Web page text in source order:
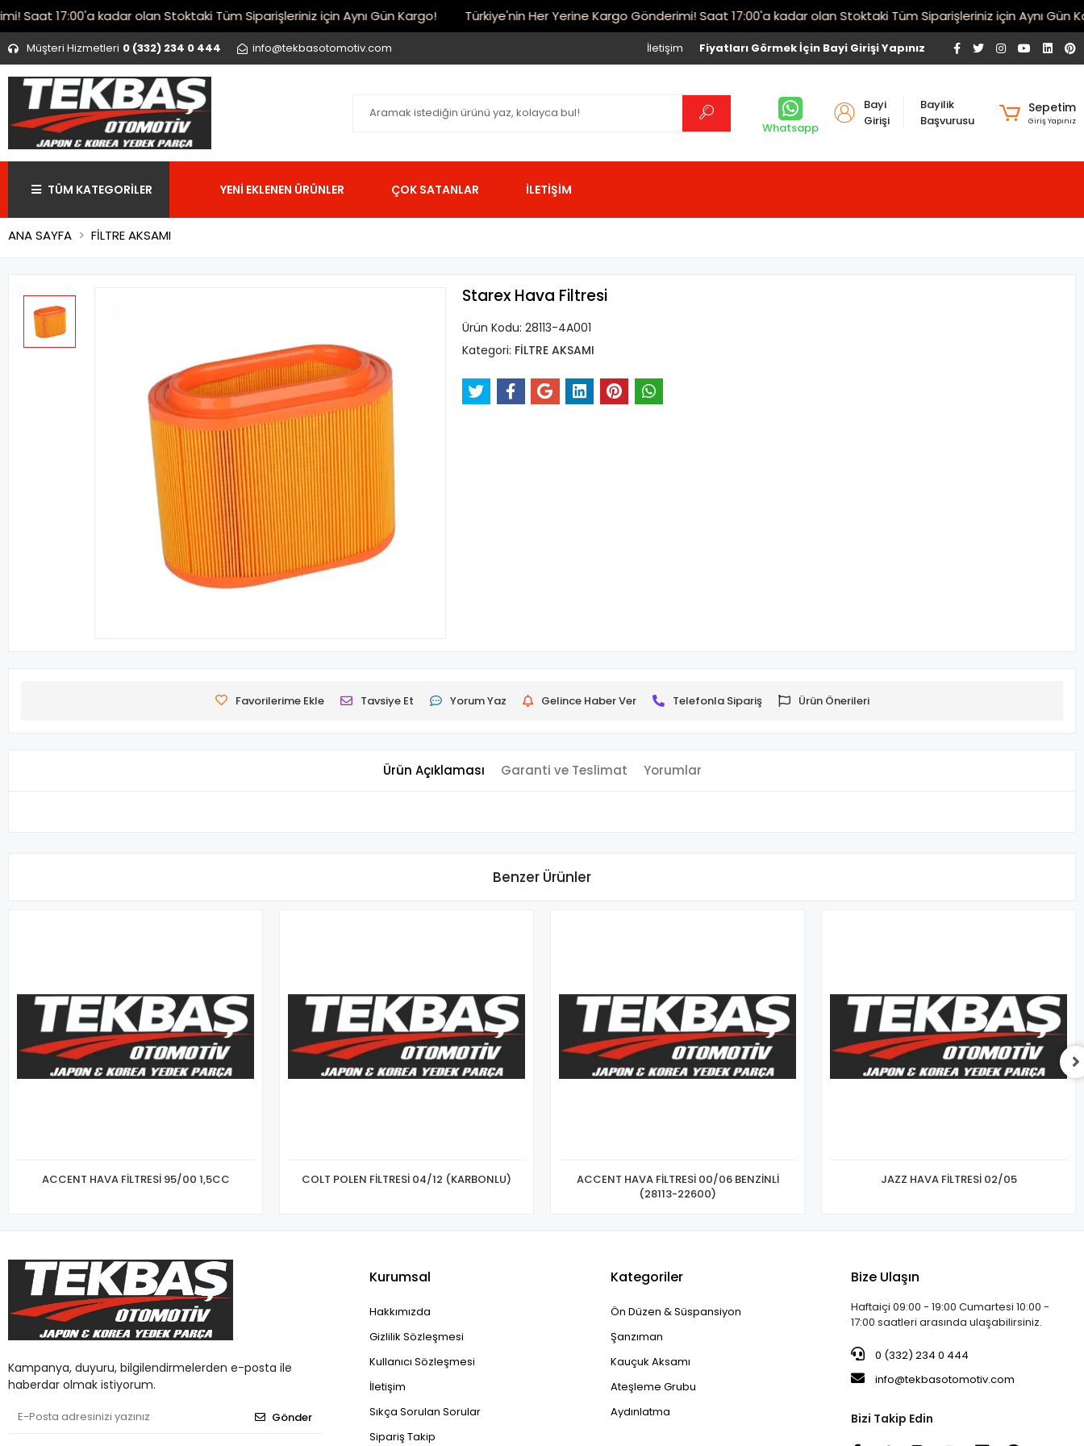
17:00'a kadar olan Stoktaki Tüm Siparişleriniz için Aynı Gün Kargo! Türkiye'nin Her Yerine Kargo Gönderimi! Saat 17:00'a kadar olan Stoktaki Tüm Siparişleriniz için Aynı Gün
Müşteri Hizmetleri 0 (332) 234 0 444 info@tekbasotomotiv.com Fiyatları Görmek İçin Bayi Girişi Yapınız
İletişim
Whatsapp
Bayi
Girişi
Bayilik
Başvurusu
Sepetim
Giriş Yapınız
TÜM KATEGORİLER YENİ EKLENEN ÜRÜNLER ÇOK SATANLAR İLETİŞİM
ANA SAYFA FİLTRE AKSAMI
Starex Hava Filtresi
Ürün Kodu: 28113-4A001
Kategori: FİLTRE AKSAMI
Favorilerime Ekle Tavsiye Et Yorum Yaz Gelince Haber Ver Telefonla Sipariş Ürün Önerileri
Ürün Açıklaması Garanti ve Teslimat Yorumlar
Benzer Ürünler
ACCENT HAVA FİLTRESİ 95/00 1,5CC COLT POLEN FİLTRESİ 04/12 (KARBONLU)
ACCENT HAVA FİLTRESİ 00/06 BENZİNLİ
(28113-22600)
JAZZ HAVA FİLTRESİ 02/05
Kampanya, duyuru, bilgilendirmelerden e-posta ile
haberdar olmak istiyorum.
Gönder
Kurumsal
Hakkımızda
Gizlilik Sözleşmesi
Kullanıcı Sözleşmesi
İletişim
Sıkça Sorulan Sorular
Sipariş Takip
Kategoriler
Ön Düzen & Süspansiyon
Şanzıman
Kauçuk Aksamı
Ateşleme Grubu
Aydınlatma
Bize Ulaşın
Haftaiçi 09:00 - 19:00 Cumartesi 10:00 -
17:00 saatleri arasında ulaşabilirsiniz.
0 (332) 234 0 444
info@tekbasotomotiv.com
Bizi Takip Edin